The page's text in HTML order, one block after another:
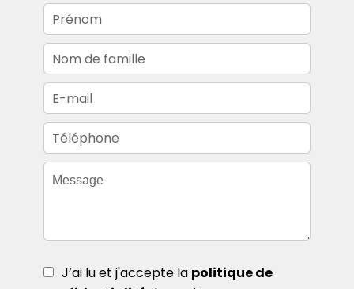
J’ai lu et j'accepte la politique de